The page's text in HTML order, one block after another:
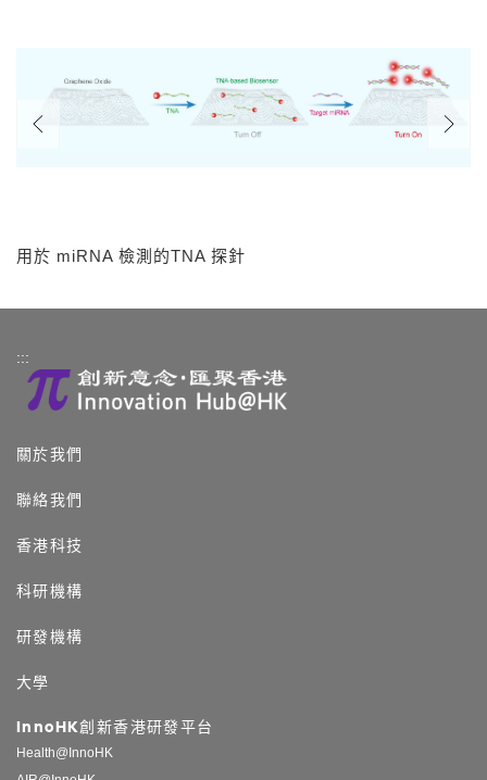
用於 miRNA 檢測的TNA 探針
:::
關於我們
聯絡我們
香港科技
科研機構
研發機構
大學
InnoHK創新香港研發平台
Health@InnoHK